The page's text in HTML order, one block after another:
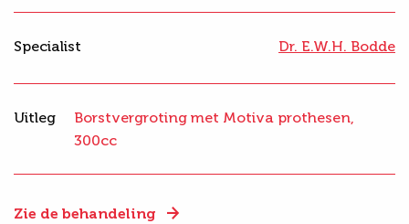
Zie de behandeling
Specialist Dr. E.W.H. Bodde
Uitleg
Borstvergroting met Motiva prothesen,
300cc